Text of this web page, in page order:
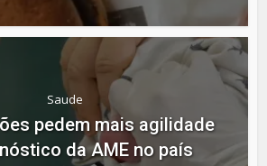
Saude
pedem mais agilidade
da AME no país